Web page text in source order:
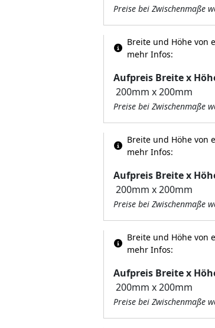
Preise bei Zwischenmaße
Aufpreis Breite x
Breite und Höhe von
mehr Infos:
Preise bei Zwischenmaße
Aufpreis Breite x
Breite und Höhe von
mehr Infos:
Preise bei Zwischenmaße
Aufpreis Breite x
Breite und Höhe von
mehr Infos:
Preise bei Zwischenmaße